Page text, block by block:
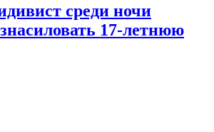
среди ночи
17-летнюю